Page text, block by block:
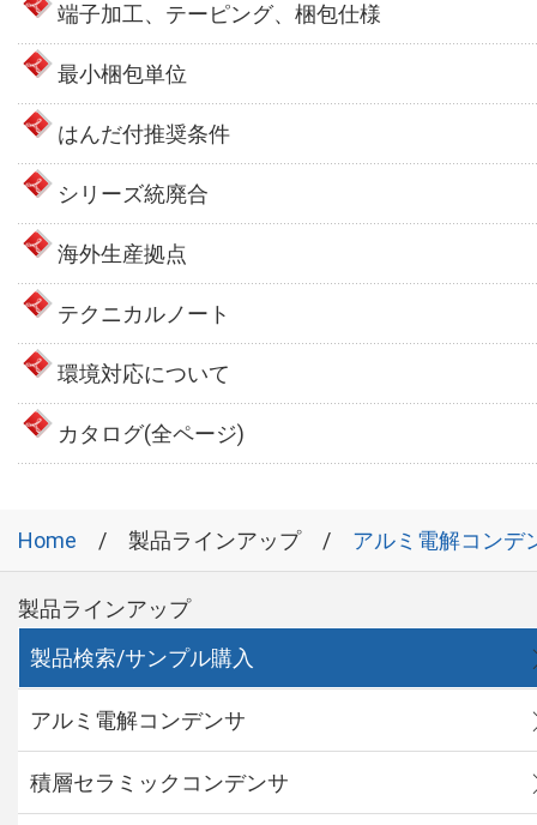
端子加工、テーピング、梱包仕様
最小梱包単位
はんだ付推奨条件
シリーズ統廃合
海外生産拠点
テクニカルノート
環境対応について
カタログ(全ページ)
Home 製品ラインアップ アルミ電解コンデ
製品ラインアップ
製品検索/サンプル購入
アルミ電解コンデンサ
積層セラミックコンデンサ